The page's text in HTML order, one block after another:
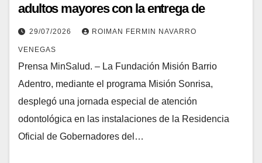
adultos mayores con la entrega de
prótesis dentales en Táchira
29/07/2026 ROIMAN FERMIN NAVARRO
VENEGAS
Prensa MinSalud. – La Fundación Misión Barrio
Adentro, mediante el programa Misión Sonrisa,
desplegó una jornada especial de atención
odontológica en las instalaciones de la Residencia
Oficial de Gobernadores del…